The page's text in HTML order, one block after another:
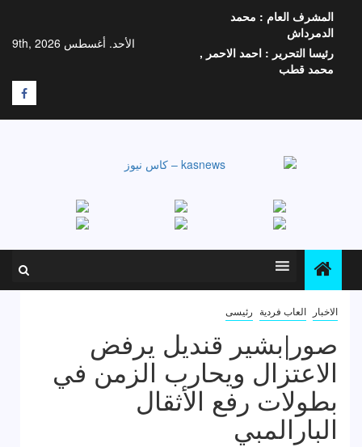
المحتوى
الأحد. أغسطس 9th, 2026
المشرف العام : محمد
الدمرداش
رئيسا التحرير : احمد الاحمر ,
محمد قطب
F
الاخبار العاب فردية رئيسى
صور|بشير قنديل يرفض
الاعتزال ويحارب الزمن في
بطولات رفع الأثقال
البارالمبي